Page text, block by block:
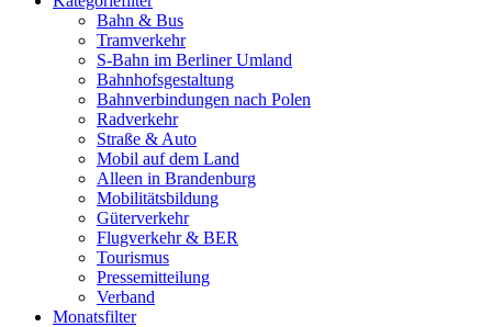
Bahn & Bus
Tramverkehr
S-Bahn im Berliner Umland
Bahnhofsgestaltung
Bahnverbindungen nach Polen
Radverkehr
Straße & Auto
Mobil auf dem Land
Alleen in Brandenburg
Mobilitätsbildung
Güterverkehr
Flugverkehr & BER
Tourismus
Pressemitteilung
Verband
Monatsfilter